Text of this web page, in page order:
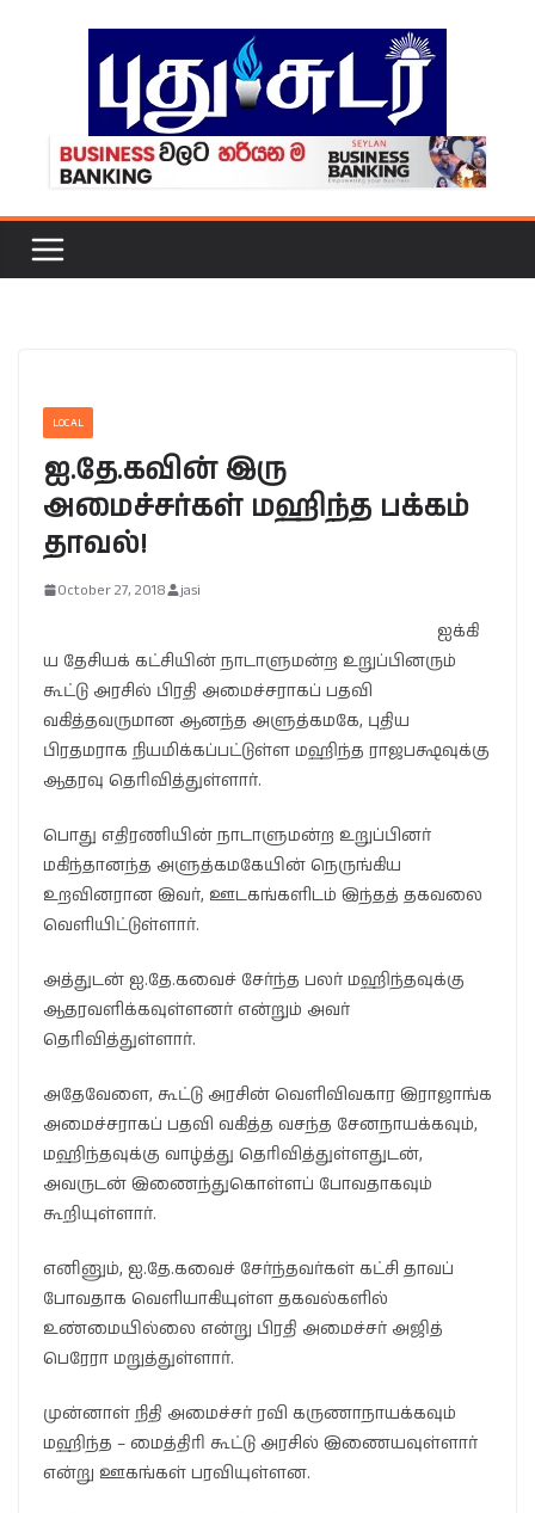
LOCAL
ஐ.தே.கவின் இரு
அமைச்சர்கள் மஹிந்த பக்கம்
தாவல்!
October 27, 2018 jasi
ஐக்கி
ய தேசியக் கட்சியின் நாடாளுமன்ற உறுப்பினரும்
கூட்டு அரசில் பிரதி அமைச்சராகப் பதவி
வகித்தவருமான ஆனந்த அளுத்கமகே, புதிய
பிரதமராக நியமிக்கப்பட்டுள்ள மஹிந்த ராஜபக்ஷவுக்கு
ஆதரவு தெரிவித்துள்ளார்.
பொது எதிரணியின் நாடாளுமன்ற உறுப்பினர்
மகிந்தானந்த அளுத்கமகேயின் நெருங்கிய
உறவினரான இவர், ஊடகங்களிடம் இந்தத் தகவலை
வெளியிட்டுள்ளார்.
அத்துடன் ஐ.தே.கவைச் சேர்ந்த பலர் மஹிந்தவுக்கு
ஆதரவளிக்கவுள்ளனர் என்றும் அவர்
தெரிவித்துள்ளார்.
அதேவேளை, கூட்டு அரசின் வெளிவிவகார இராஜாங்க
அமைச்சராகப் பதவி வகித்த வசந்த சேனநாயக்கவும்,
மஹிந்தவுக்கு வாழ்த்து தெரிவித்துள்ளதுடன்,
அவருடன் இணைந்துகொள்ளப் போவதாகவும்
கூறியுள்ளார்.
எனினும், ஐ.தே.கவைச் சேர்ந்தவர்கள் கட்சி தாவப்
போவதாக வெளியாகியுள்ள தகவல்களில்
உண்மையில்லை என்று பிரதி அமைச்சர் அஜித்
பெரேரா மறுத்துள்ளார்.
முன்னாள் நிதி அமைச்சர் ரவி கருணாநாயக்கவும்
மஹிந்த – மைத்திரி கூட்டு அரசில் இணையவுள்ளார்
என்று ஊகங்கள் பரவியுள்ளன.